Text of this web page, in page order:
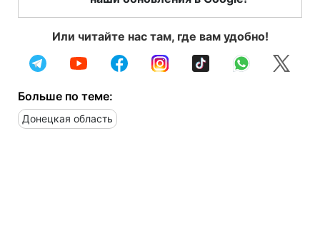
Или читайте нас там, где вам удобно!
Больше по теме:
Донецкая область